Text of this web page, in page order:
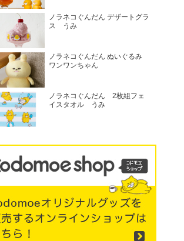
ノラネコぐんだん デザートグラ
ス うみ
ノラネコぐんだん ぬいぐるみ
ワンワンちゃん
ノラネコぐんだん 2枚組フェ
イスタオル うみ